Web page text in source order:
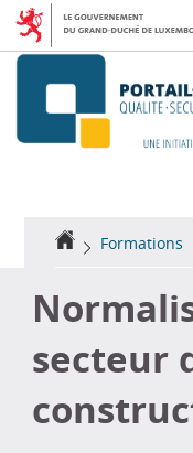
Aller
la
Aller
contenu
Accueil
Formations
secteur